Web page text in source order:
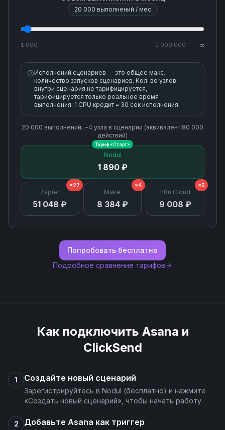
Upload Attachment
20 000 выполнений / мес
1 000 1 000 000 ∞
Исполнений сценариев — это общее макс.
количество запусков сценариев. Кол-во узлов
внутри сценария не тарифицируется,
тарифицируется только реальное время
выполнения: 1 CPU кредит = 30 сек исполнения.
20 000 выполнений, ~4 узла в сценарии (эквивалент 80 000
действий)
Nodul
1 890 ₽
Тариф «Старт»
Zapier
51 048 ₽
×27
Make
8 384 ₽
×4
n8n Cloud
9 008 ₽
×5
Попробовать бесплатно
Подробное сравнение тарифов
Как подключить Asana и
ClickSend
1 Создайте новый сценарий
Зарегистрируйтесь в Nodul (бесплатно) и нажмите
«Создать новый сценарий», чтобы начать работу.
2 Добавьте Asana как триггер